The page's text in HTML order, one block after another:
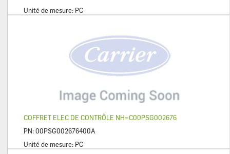
Unité de mesure: PC
COFFRET ELEC DE CONTRÔLE NH=C00PSG002676
PN:00PSG002676400A
Unité de mesure: PC